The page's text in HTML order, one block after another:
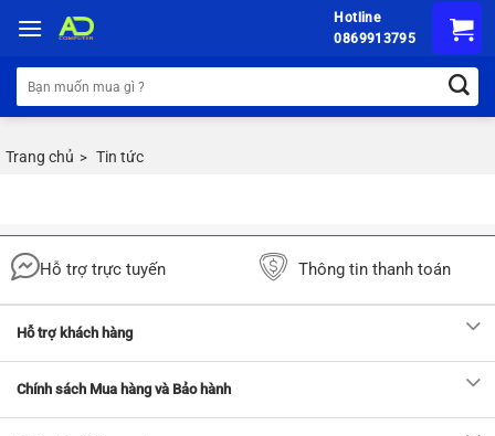
đến
nội
dung
Hotline
0869913795
Tìm
kiếm:
Trang chủ > Tin tức
Hỗ trợ trực tuyến Thông tin thanh toán
Hỗ trợ khách hàng
Chính sách Mua hàng và Bảo hành